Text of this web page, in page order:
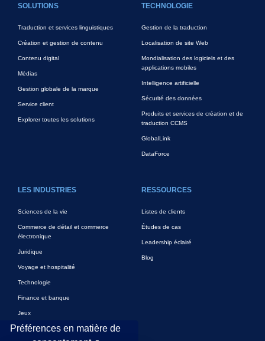
SOLUTIONS
Traduction et services linguistiques
Création et gestion de contenu
Contenu digital
Médias
Gestion globale de la marque
Service client
Explorer toutes les solutions
TECHNOLOGIE
Gestion de la traduction
Localisation de site Web
Mondialisation des logiciels et des
applications mobiles
Intelligence artificielle
Sécurité des données
Produits et services de création et de
traduction CCMS
GlobalLink
DataForce
LES INDUSTRIES
Sciences de la vie
Commerce de détail et commerce
électronique
Juridique
Voyage et hospitalité
Technologie
Finance et banque
Jeux
Divertissement
RESSOURCES
Listes de clients
Études de cas
Leadership éclairé
Blog
Préférences en matière de